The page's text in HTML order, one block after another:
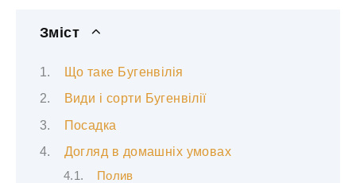
Зміст
Що таке Бугенвілія
Види і сорти Бугенвілії
Посадка
Догляд в домашніх умовах
Полив